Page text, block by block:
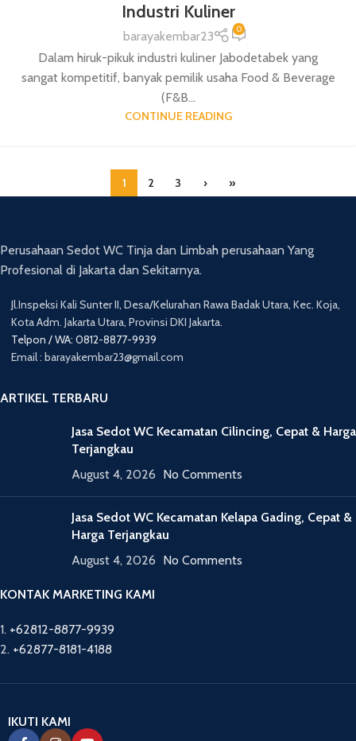
Industri Kuliner
barayakembar23 0
Dalam hiruk-pikuk industri kuliner Jabodetabek yang
sangat kompetitif, banyak pemilik usaha Food & Beverage
(F&B...
CONTINUE READING
1 2 3 › »
Perusahaan Sedot WC Tinja dan Limbah perusahaan Yang
Profesional di Jakarta dan Sekitarnya.
Jl.Inspeksi Kali Sunter II, Desa/Kelurahan Rawa Badak Utara, Kec. Koja,
Kota Adm. Jakarta Utara, Provinsi DKI Jakarta.
Telpon / WA: 0812-8877-9939
Email : barayakembar23@gmail.com
ARTIKEL TERBARU
Jasa Sedot WC Kecamatan Cilincing, Cepat & Harga
Terjangkau
August 4, 2026 No Comments
Jasa Sedot WC Kecamatan Kelapa Gading, Cepat &
Harga Terjangkau
August 4, 2026 No Comments
KONTAK MARKETING KAMI
1. +62812-8877-9939
2. +62877-8181-4188
IKUTI KAMI